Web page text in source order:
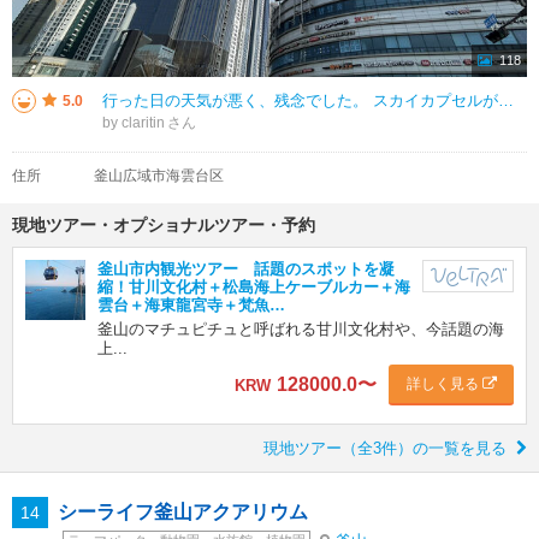
118
5.0 行った日の天気が悪く、残念でした。 スカイカプセルが目的でしたが、海雲台の駅から結構遠いです。 駅の周辺はショッピング街になっていて、ひととおりあります。 市場でハットクを食べたり、雑貨屋さん巡り（駅の北側にオシャレ
by claritin
住所 釜山広域市海雲台区
現地ツアー・オプショナルツアー・予約
釜山市内観光ツアー 話題のスポットを凝
縮！甘川文化村＋松島海上ケーブルカー＋海
雲台＋海東龍宮寺＋梵魚…
釜山のマチュピチュと呼ばれる甘川文化村や、今話題の海
上...
KRW 128000.0〜 詳しく見る
現地ツアー（全3件）の一覧を見る
14 シーライフ釜山アクアリウム